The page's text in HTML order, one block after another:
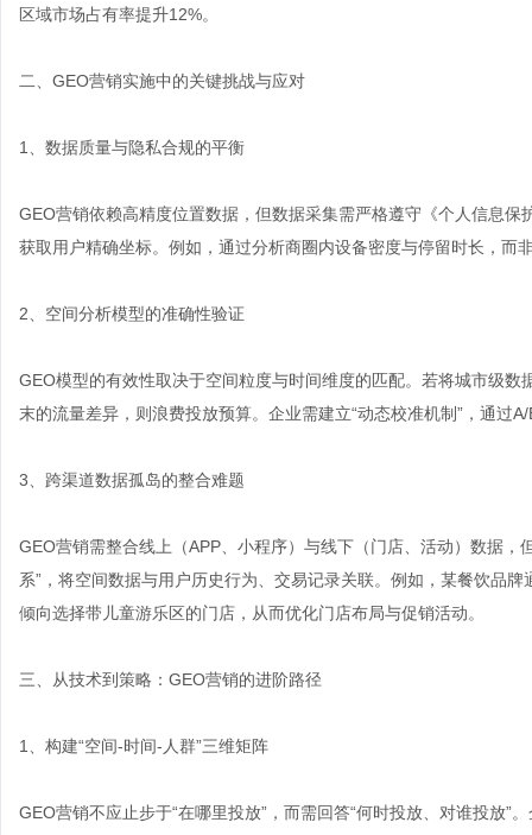
区域市场占有率提升12%。
二、GEO营销实施中的关键挑战与应对
1、数据质量与隐私合规的平衡
GEO营销依赖高精度位置数据，但数据采集需严格遵守《个人信息
获取用户精确坐标。例如，通过分析商圈内设备密度与停留时长，而
2、空间分析模型的准确性验证
GEO模型的有效性取决于空间粒度与时间维度的匹配。若将城市级
末的流量差异，则浪费投放预算。企业需建立“动态校准机制”，通过
3、跨渠道数据孤岛的整合难题
GEO营销需整合线上（APP、小程序）与线下（门店、活动）数据
系”，将空间数据与用户历史行为、交易记录关联。例如，某餐饮品
倾向选择带儿童游乐区的门店，从而优化门店布局与促销活动。
三、从技术到策略：GEO营销的进阶路径
1、构建“空间-时间-人群”三维矩阵
GEO营销不应止步于“在哪里投放”，而需回答“何时投放、对谁投放